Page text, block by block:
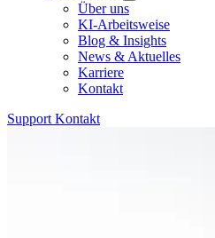
Über uns
KI-Arbeitsweise
Blog & Insights
News & Aktuelles
Karriere
Kontakt
Support Kontakt